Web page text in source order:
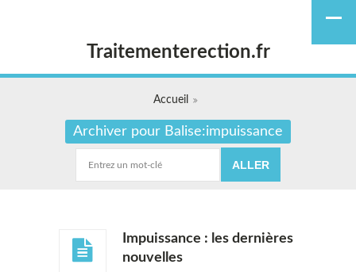
Traitementerection.fr
Accueil
Archiver pour Balise:impuissance
Impuissance : les dernières
nouvelles